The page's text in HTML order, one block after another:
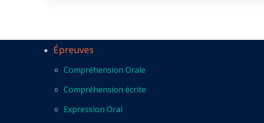
Épreuves
Compréhension Orale
Compréhension écrite
Expression Oral